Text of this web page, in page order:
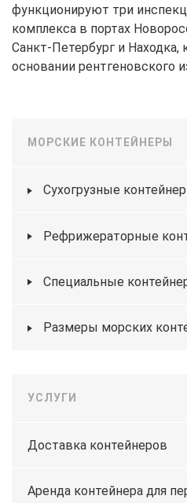
функционируют три
комплекса в портах
Санкт-Петербург и
основании рентгеновского
МОРСКИЕ КОНТЕЙНЕРЫ
Сухогрузные
Рефрижераторные
Специальные
Размеры морских
УСЛУГИ
Доставка контейнеров
Аренда контейнера для